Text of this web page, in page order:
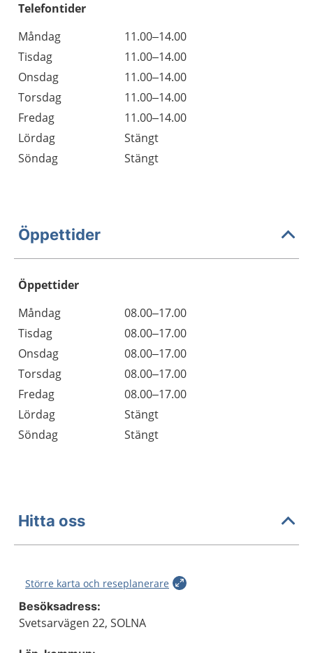
Telefontider
Måndag
11.00–14.00
Tisdag
11.00–14.00
Onsdag
11.00–14.00
Torsdag
11.00–14.00
Fredag
11.00–14.00
Lördag
Stängt
Söndag
Stängt
Öppettider
Öppettider
Dag
Öppettider
Kommentarer
Måndag
08.00–17.00
Tisdag
08.00–17.00
Onsdag
08.00–17.00
Torsdag
08.00–17.00
Fredag
08.00–17.00
Lördag
Stängt
Söndag
Stängt
Hitta oss
Större karta och reseplanerare
Besöksadress:
Svetsarvägen 22, SOLNA